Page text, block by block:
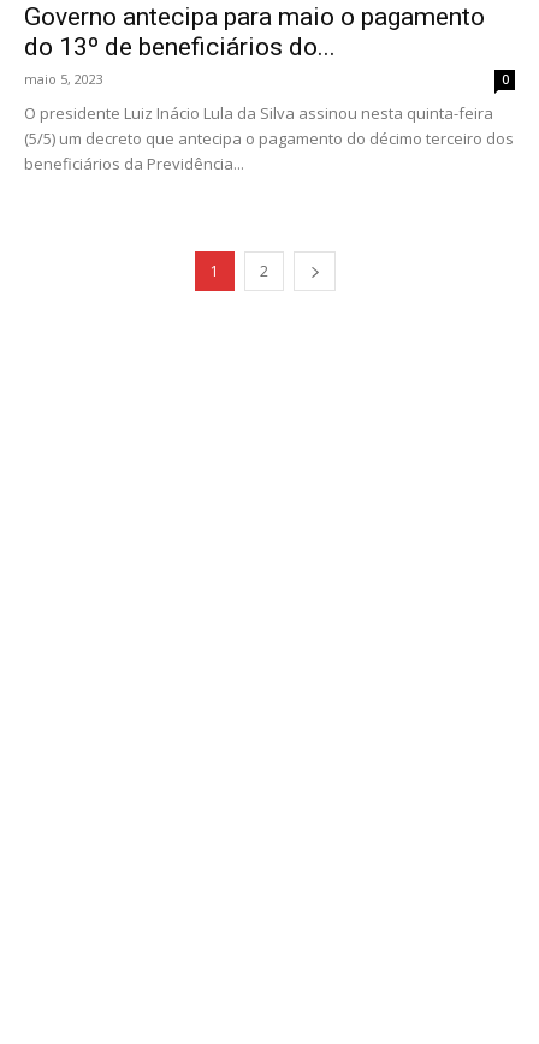
Governo antecipa para maio o pagamento
do 13º de beneficiários do...
maio 5, 2023 0
O presidente Luiz Inácio Lula da Silva assinou nesta quinta-feira
(5/5) um decreto que antecipa o pagamento do décimo terceiro dos
beneficiários da Previdência...
1 2